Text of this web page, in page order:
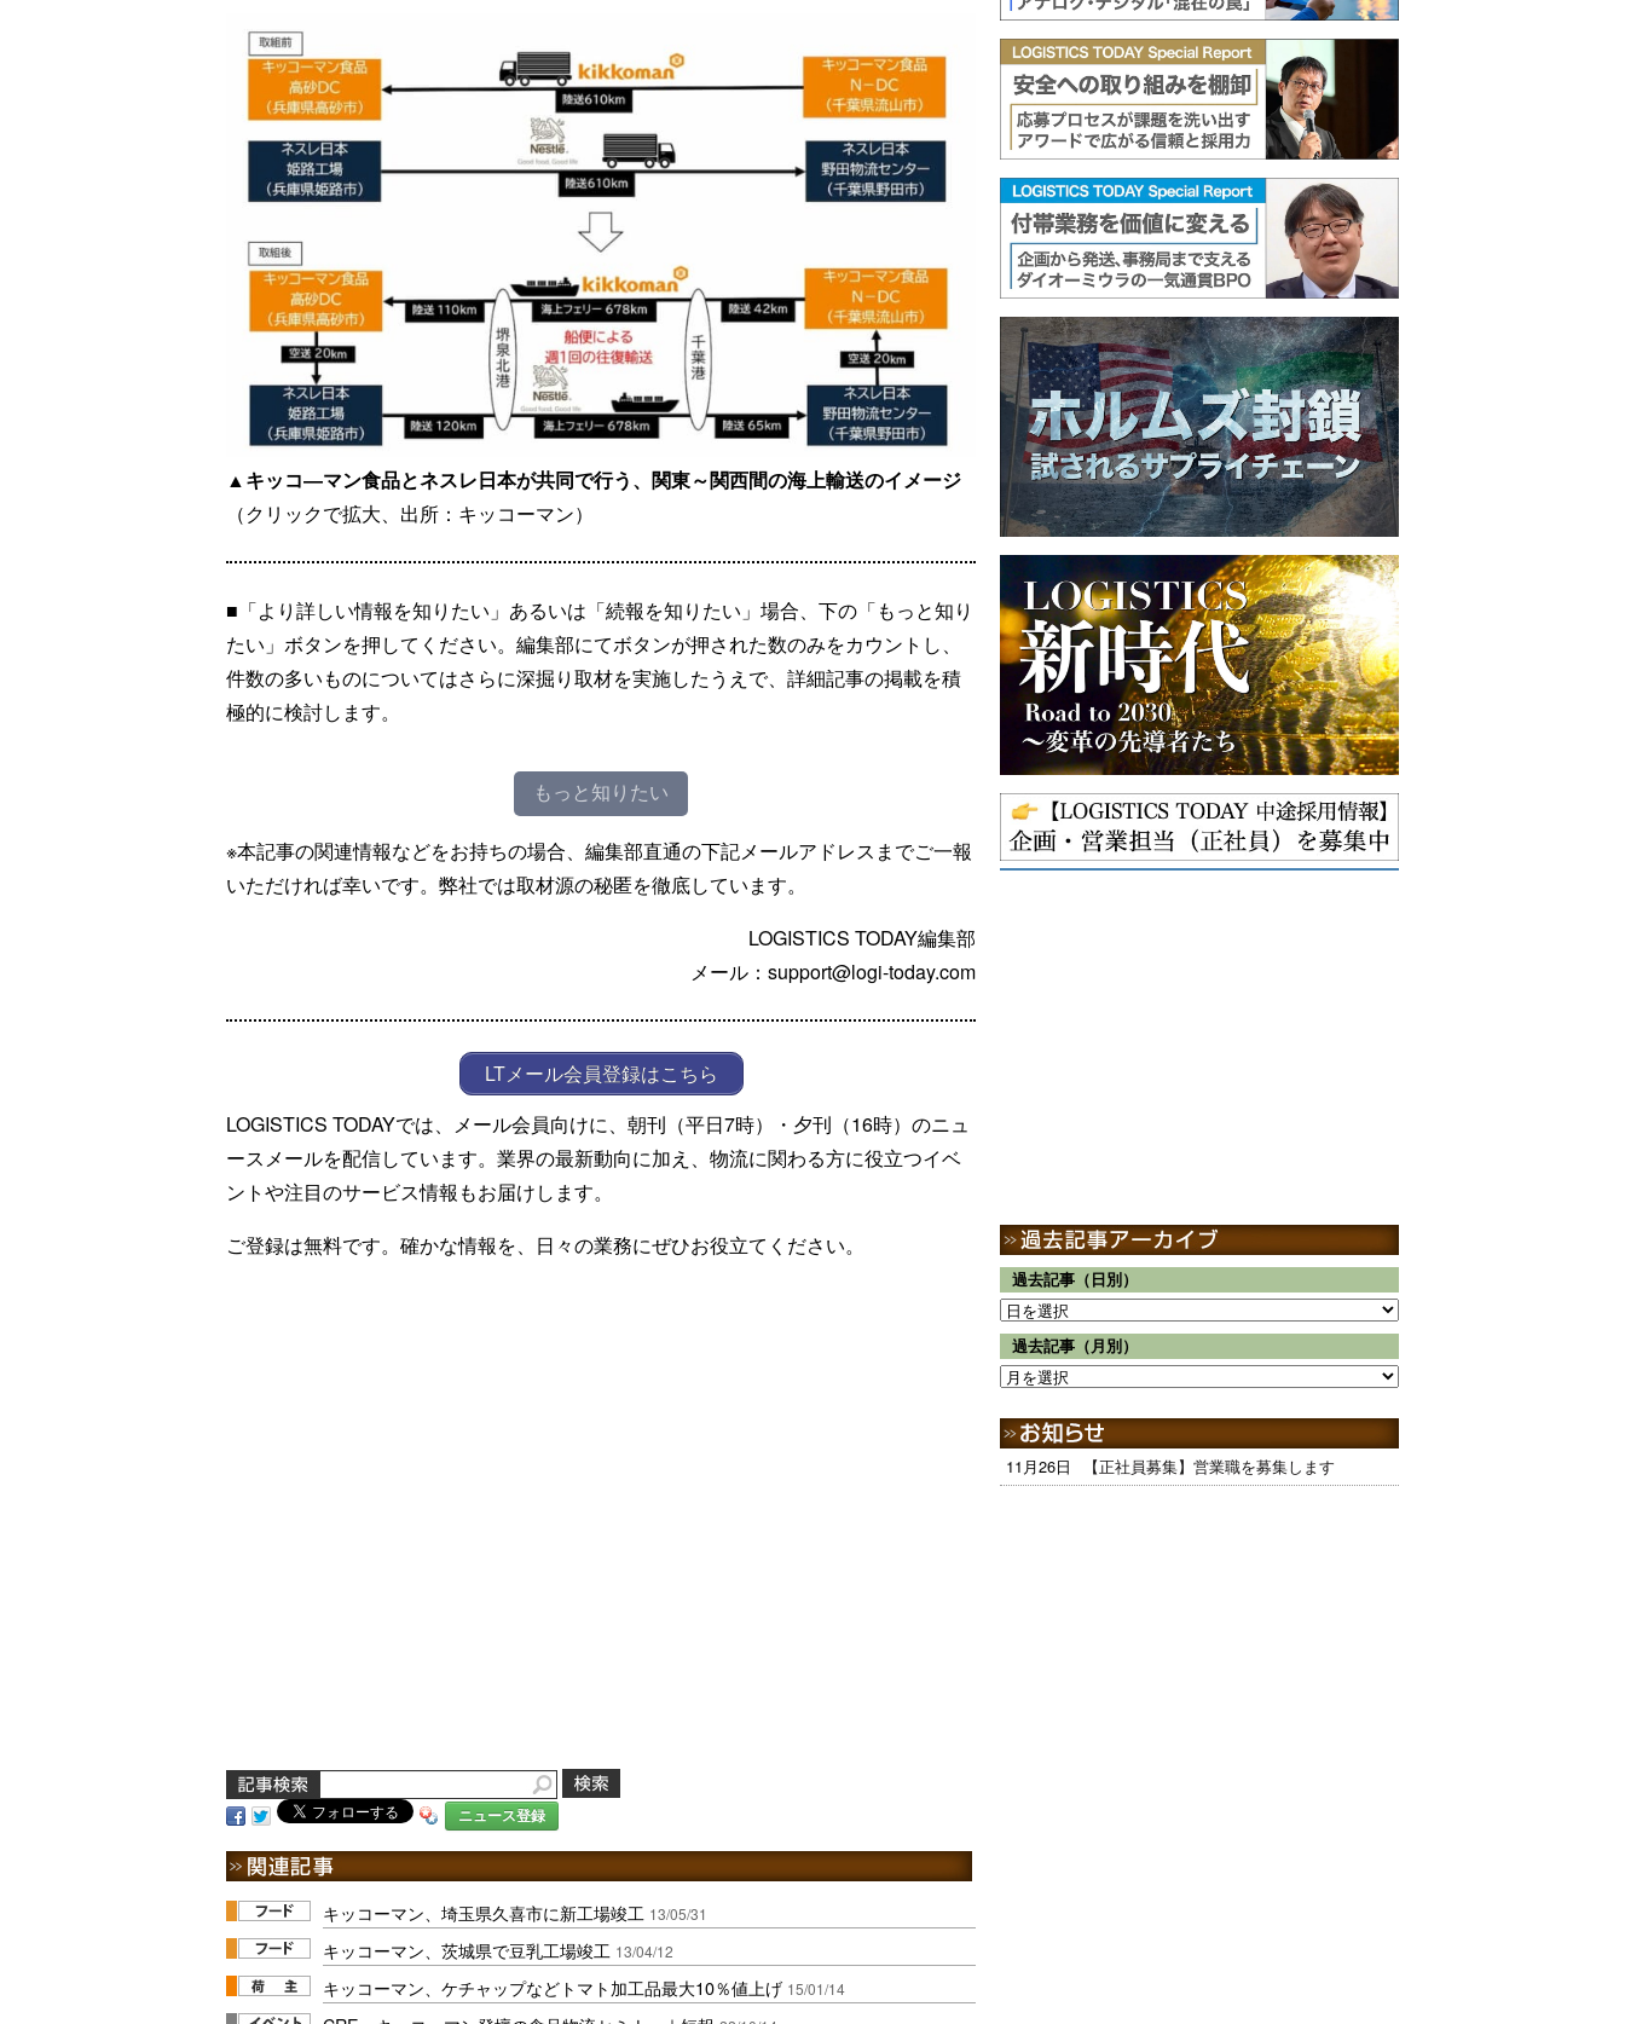
▲キッコ―マン食品とネスレ日本が共同で行う、関東～関西間の海上輸送のイメージ
（クリックで拡大、出所：キッコーマン）
■「より詳しい情報を知りたい」あるいは「続報を知りたい」場合、下の「もっと知り
たい」ボタンを押してください。編集部にてボタンが押された数のみをカウントし、
件数の多いものについてはさらに深掘り取材を実施したうえで、詳細記事の掲載を積
極的に検討します。
もっと知りたい
※本記事の関連情報などをお持ちの場合、編集部直通の下記メールアドレスまでご一報
いただければ幸いです。弊社では取材源の秘匿を徹底しています。
LOGISTICS TODAY編集部
メール：support@logi-today.com
LTメール会員登録はこちら
LOGISTICS TODAYでは、メール会員向けに、朝刊（平日7時）・夕刊（16時）のニュ
ースメールを配信しています。業界の最新動向に加え、物流に関わる方に役立つイベ
ントや注目のサービス情報もお届けします。
ご登録は無料です。確かな情報を、日々の業務にぜひお役立てください。
ニュース登録
キッコーマン、埼玉県久喜市に新工場竣工 13/05/31
キッコーマン、茨城県で豆乳工場竣工 13/04/12
キッコーマン、ケチャップなどトマト加工品最大10％値上げ 15/01/14
過去記事（日別）
過去記事（月別）
11月26日 【正社員募集】営業職を募集します